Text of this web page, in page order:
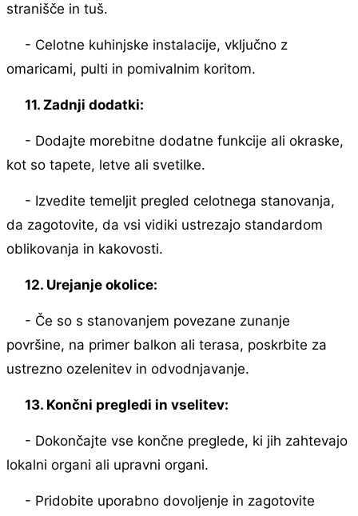
stranišče in tuš.
- Celotne kuhinjske instalacije, vključno z
omaricami, pulti in pomivalnim koritom.
11. Zadnji dodatki:
- Dodajte morebitne dodatne funkcije ali okraske,
kot so tapete, letve ali svetilke.
- Izvedite temeljit pregled celotnega stanovanja,
da zagotovite, da vsi vidiki ustrezajo standardom
oblikovanja in kakovosti.
12. Urejanje okolice:
- Če so s stanovanjem povezane zunanje
površine, na primer balkon ali terasa, poskrbite za
ustrezno ozelenitev in odvodnjavanje.
13. Končni pregledi in vselitev:
- Dokončajte vse končne preglede, ki jih zahtevajo
lokalni organi ali upravni organi.
- Pridobite uporabno dovoljenje in zagotovite